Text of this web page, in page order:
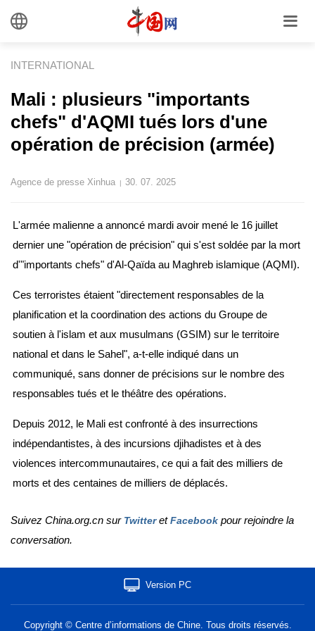
INTERNATIONAL
Mali : plusieurs "importants
chefs" d'AQMI tués lors d'une
opération de précision (armée)
Agence de presse Xinhua | 30. 07. 2025
L'armée malienne a annoncé mardi avoir mené le 16 juillet
dernier une "opération de précision" qui s'est soldée par la mort
d'"importants chefs" d'Al-Qaïda au Maghreb islamique (AQMI).
Ces terroristes étaient "directement responsables de la
planification et la coordination des actions du Groupe de
soutien à l'islam et aux musulmans (GSIM) sur le territoire
national et dans le Sahel", a-t-elle indiqué dans un
communiqué, sans donner de précisions sur le nombre des
responsables tués et le théâtre des opérations.
Depuis 2012, le Mali est confronté à des insurrections
indépendantistes, à des incursions djihadistes et à des
violences intercommunautaires, ce qui a fait des milliers de
morts et des centaines de milliers de déplacés.
Suivez China.org.cn sur Twitter etFacebook pour rejoindre la
conversation.
Version PC
Copyright © Centre d’informations de Chine. Tous droits réservés.